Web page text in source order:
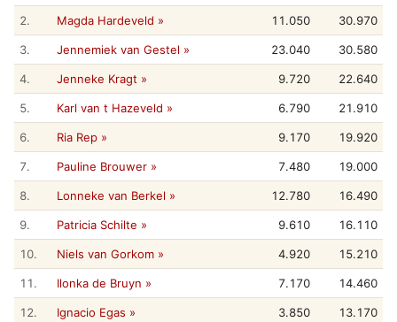
2. Magda Hardeveld » 11.050 30.970
3. Jennemiek van Gestel » 23.040 30.580
4. Jenneke Kragt » 9.720 22.640
5. Karl van t Hazeveld » 6.790 21.910
6. Ria Rep » 9.170 19.920
7. Pauline Brouwer » 7.480 19.000
8. Lonneke van Berkel » 12.780 16.490
9. Patricia Schilte » 9.610 16.110
10. Niels van Gorkom » 4.920 15.210
11. Ilonka de Bruyn » 7.170 14.460
12. Ignacio Egas » 3.850 13.170